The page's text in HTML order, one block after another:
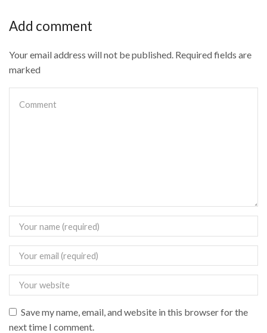
Add comment
Your email address will not be published. Required fields are
marked
Save my name, email, and website in this browser for the
next time I comment.